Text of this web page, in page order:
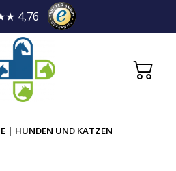
4,76
| HUNDEN UND KATZEN